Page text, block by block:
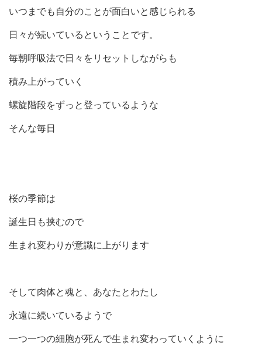
いつまでも自分のことが面白いと感じられる
日々が続いているということです。
毎朝呼吸法で日々をリセットしながらも
積み上がっていく
螺旋階段をずっと登っているような
そんな毎日
桜の季節は
誕生日も挟むので
生まれ変わりが意識に上がります
そして肉体と魂と、あなたとわたし
永遠に続いているようで
一つ一つの細胞が死んで生まれ変わっていくように